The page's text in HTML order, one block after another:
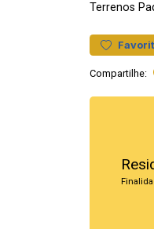
Terrenos
Compartilhe: